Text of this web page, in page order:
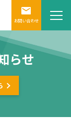
お問い合わせ
らせ